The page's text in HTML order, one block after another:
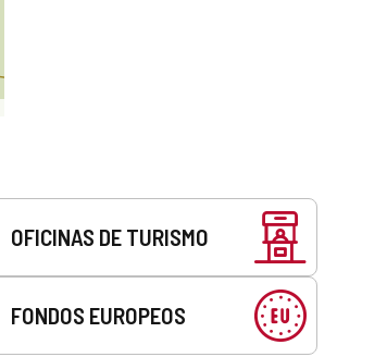
OFICINAS DE TURISMO
FONDOS EUROPEOS